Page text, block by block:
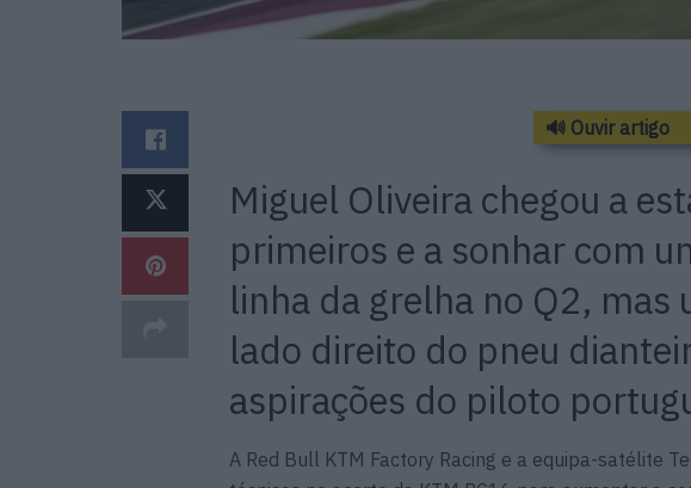
🔊 Ouvir artigo
Miguel Oliveira chegou a
primeiros e a sonhar com
linha da grelha no Q2, mas
lado direito do pneu
aspirações do piloto
A Red Bull KTM Factory Racing e a equipa-satélite